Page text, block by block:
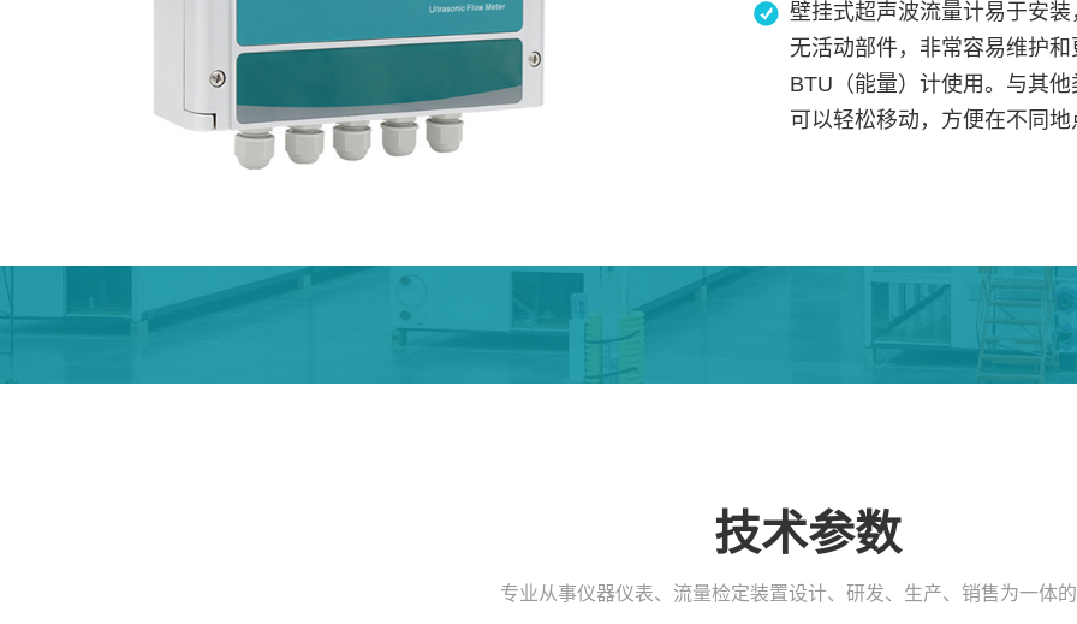
壁挂式超声波流量计易于安
无活动部件，非常容易维护
BTU（能量）计使用。与其
可以轻松移动，方便在不同
技术参数
专业从事仪器仪表、流量检定装置设计、研发、生产、销售为一体